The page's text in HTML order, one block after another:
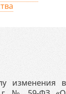
изменения в